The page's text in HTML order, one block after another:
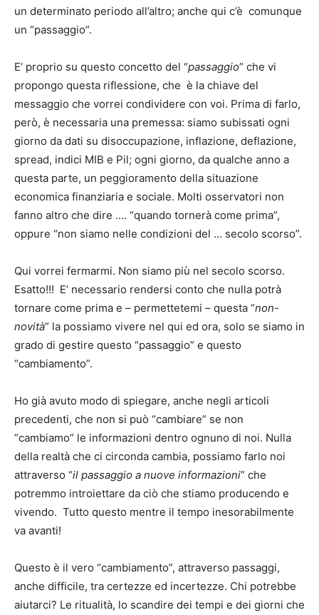
un determinato periodo all’altro; anche qui c’è comunque
un “passaggio”.
E’ proprio su questo concetto del “passaggio” che vi
propongo questa riflessione, che è la chiave del
messaggio che vorrei condividere con voi. Prima di farlo,
però, è necessaria una premessa: siamo subissati ogni
giorno da dati su disoccupazione, inflazione, deflazione,
spread, indici MIB e Pil; ogni giorno, da qualche anno a
questa parte, un peggioramento della situazione
economica finanziaria e sociale. Molti osservatori non
fanno altro che dire …. “quando tornerà come prima”,
oppure “non siamo nelle condizioni del … secolo scorso”.
Qui vorrei fermarmi. Non siamo più nel secolo scorso.
Esatto!!! E’ necessario rendersi conto che nulla potrà
tornare come prima e – permettetemi – questa “non-
novità” la possiamo vivere nel qui ed ora, solo se siamo in
grado di gestire questo “passaggio” e questo
“cambiamento”.
Ho già avuto modo di spiegare, anche negli articoli
precedenti, che non si può “cambiare” se non
“cambiamo” le informazioni dentro ognuno di noi. Nulla
della realtà che ci circonda cambia, possiamo farlo noi
attraverso “il passaggio a nuove informazioni” che
potremmo introiettare da ciò che stiamo producendo e
vivendo. Tutto questo mentre il tempo inesorabilmente
va avanti!
Questo è il vero “cambiamento”, attraverso passaggi,
anche difficile, tra certezze ed incertezze. Chi potrebbe
aiutarci? Le ritualità, lo scandire dei tempi e dei giorni che